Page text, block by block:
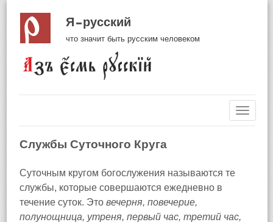
Я русский
что значит быть русским человеком
Службы Суточного Круга
Суточным кругом богослужения называются те
службы, которые совершаются ежедневно в
течение суток. Это вечерня, повечерие,
полунощница, утреня, первый час, третий час,